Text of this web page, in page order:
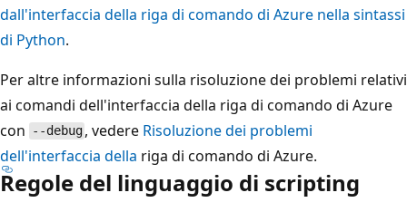
dall'interfaccia della riga di comando di Azure nella sintassi
di Python.
Per altre informazioni sulla risoluzione dei problemi relativi
ai comandi dell'interfaccia della riga di comando di Azure
con
--debug , vedere Risoluzione dei problemi
dell'interfaccia della riga di comando di Azure.
Regole del linguaggio di scripting